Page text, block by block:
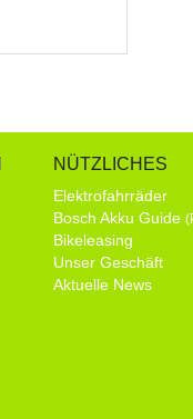
NÜTZLICHES
Elektrofahrräder
Bosch Akku Guide
Bikeleasing
Unser Geschäft
Aktuelle News